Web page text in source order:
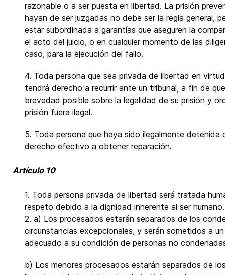
razonable o a ser puesta en libertad. La prisión
hayan de ser juzgadas no debe ser la regla general,
estar subordinada a garantías que aseguren la
el acto del juicio, o en cualquier momento de las
caso, para la ejecución del fallo.
4. Toda persona que sea privada de libertad en
tendrá derecho a recurrir ante un tribunal, a fin de
brevedad posible sobre la legalidad de su prisión y
prisión fuera ilegal.
5. Toda persona que haya sido ilegalmente detenida
derecho efectivo a obtener reparación.
Artículo 10
1. Toda persona privada de libertad será tratada
respeto debido a la dignidad inherente al ser humano.
2. a) Los procesados estarán separados de los
circunstancias excepcionales, y serán sometidos a
adecuado a su condición de personas no
b) Los menores procesados estarán separados de